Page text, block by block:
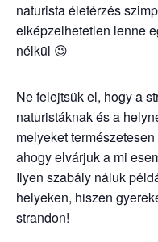
naturista életérzés
elképzelhetetlen lenne
nélkül 😉
Ne felejtsük el, hogy a
naturistáknak és a
melyeket
ahogy elvárjuk a mi
Ilyen szabály náluk
helyeken, hiszen
strandon!